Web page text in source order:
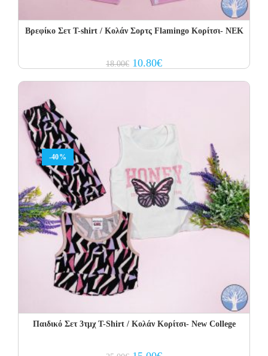
Βρεφίκο Σετ Τ-shirt / Κολάν Σορτς Flamingo Κορίτσι- NEK
18.00€ Original
price
10.80€Current
price
-40%
Παιδικό Σετ 3τμχ Τ-Shirt / Κολάν Κορίτσι- Νew College
Original Current